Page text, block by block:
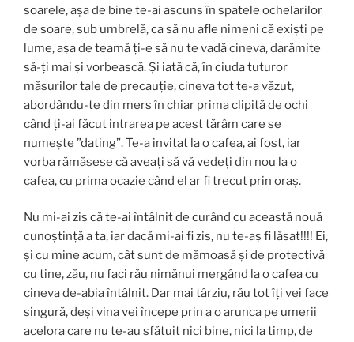
soarele, așa de bine te-ai ascuns în spatele ochelarilor
de soare, sub umbrelă, ca să nu afle nimeni că exiști pe
lume, așa de teamă ți-e să nu te vadă cineva, darămite
să-ți mai și vorbească. Și iată că, în ciuda tuturor
măsurilor tale de precauție, cineva tot te-a văzut,
abordându-te din mers în chiar prima clipită de ochi
când ți-ai făcut intrarea pe acest tărâm care se
numește ”dating”. Te-a invitat la o cafea, ai fost, iar
vorba rămăsese că aveați să vă vedeți din nou la o
cafea, cu prima ocazie când el ar fi trecut prin oraș.
Nu mi-ai zis că te-ai întâlnit de curând cu această nouă
cunoștință a ta, iar dacă mi-ai fi zis, nu te-aș fi lăsat!!!! Ei,
și cu mine acum, cât sunt de mămoasă și de protectivă
cu tine, zău, nu faci rău nimănui mergând la o cafea cu
cineva de-abia întâlnit. Dar mai târziu, rău tot îți vei face
singură, deși vina vei începe prin a o arunca pe umerii
acelora care nu te-au sfătuit nici bine, nici la timp, de